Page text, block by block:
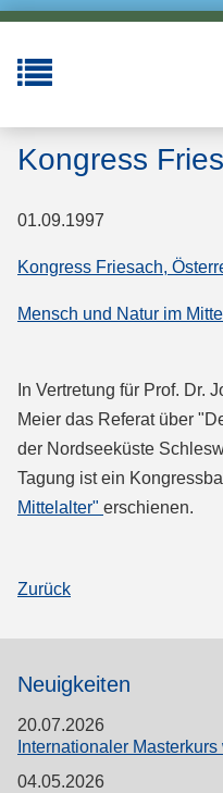
Kongress
01.09.1997
Kongress Friesach,
Mensch und Natur im
In Vertretung für Prof. Dr.
Meier das Referat über
der Nordseeküste
Tagung ist ein
Mittelalter" erschienen.
Zurück
Neuigkeiten
20.07.2026
Internationaler
04.05.2026